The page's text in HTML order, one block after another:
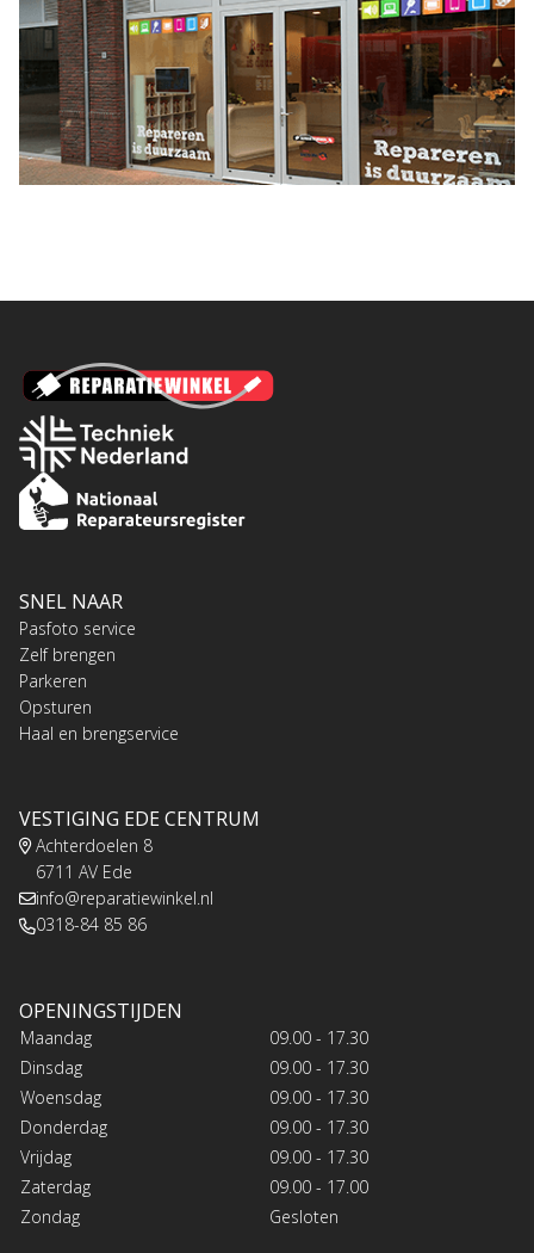
SNEL NAAR
Pasfoto service
Zelf brengen
Parkeren
Opsturen
Haal en brengservice
VESTIGING EDE CENTRUM
Achterdoelen 8
6711 AV Ede
info@reparatiewinkel.nl
0318-84 85 86
OPENINGSTIJDEN
Maandag
09.00 - 17.30
Dinsdag
09.00 - 17.30
Woensdag
09.00 - 17.30
Donderdag
09.00 - 17.30
Vrijdag
09.00 - 17.30
Zaterdag
09.00 - 17.00
Zondag
Gesloten